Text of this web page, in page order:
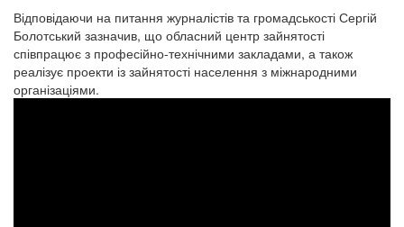
Відповідаючи на питання журналістів та громадськості Сергій
Болотський зазначив, що обласний центр зайнятості
співпрацює з професійно-технічними закладами, а також
реалізує проекти із зайнятості населення з міжнародними
організаціями.